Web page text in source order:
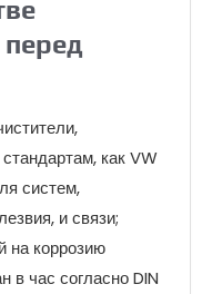
перед
как VW
систем,
и связи;
на коррозию
час согласно DIN